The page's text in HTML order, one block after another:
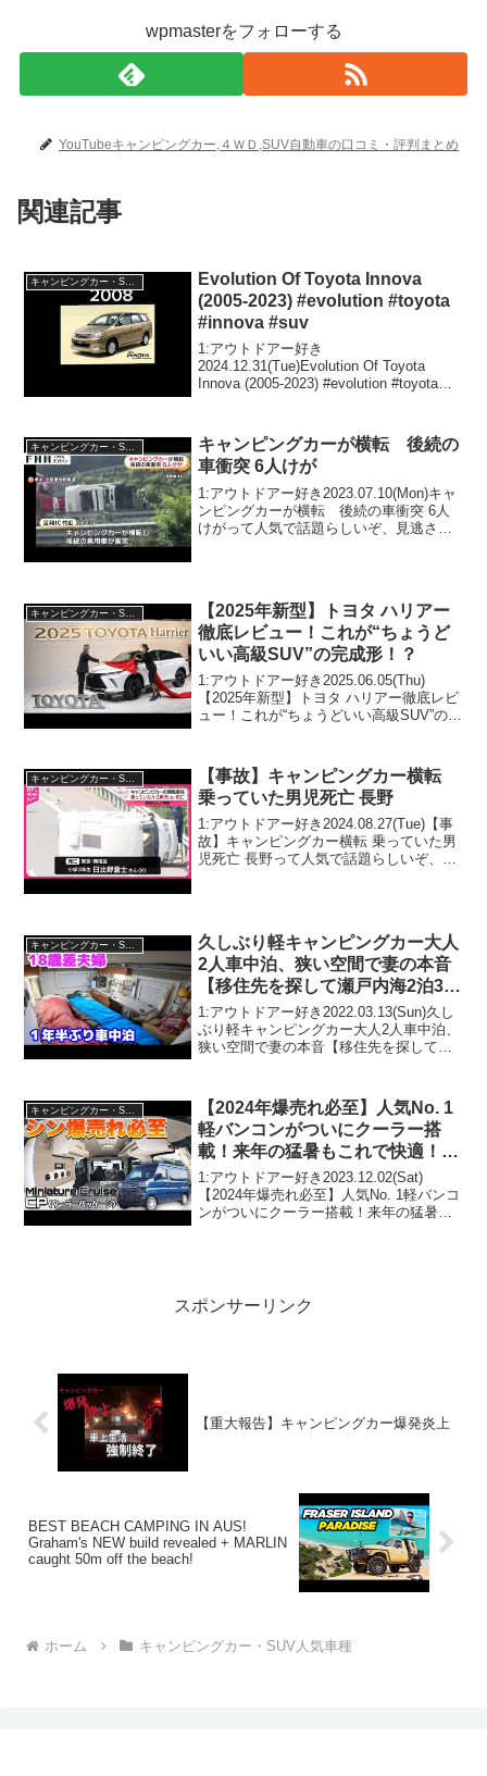
wpmasterをフォローする
YouTubeキャンピングカー,４ＷＤ,SUV自動車の口コミ・評判まとめ
関連記事
Evolution Of Toyota Innova
(2005-2023) #evolution #toyota
#innova #suv
1:アウトドアー好き
2024.12.31(Tue)Evolution Of Toyota
Innova (2005-2023) #evolution #toyota
キャンピングカー・SUV人気車種
キャンピングカーが横転 後続の
車衝突 6人けが
1:アウトドアー好き2023.07.10(Mon)キャ
ンピングカーが横転 後続の車衝突 6人
けがって人気で話題らしいぞ、見逃さな
【2025年新型】トヨタ ハリアー
徹底レビュー！これが“ちょうど
いい高級SUV”の完成形！？
1:アウトドアー好き2025.06.05(Thu)
【2025年新型】トヨタ ハリアー徹底レビ
ュー！これが“ちょうどいい高級SUV”の完
2025.06.05(Thu)この動画...
キャンピングカー・SUV人気車種
【事故】キャンピングカー横転
乗っていた男児死亡 長野
1:アウトドアー好き2024.08.27(Tue)【事
故】キャンピングカー横転 乗っていた男
児死亡 長野って人気で話題らしいぞ、見
久しぶり軽キャンピングカー大人
2人車中泊、狭い空間で妻の本音
【移住先を探して瀬戸内海2泊3日
車中泊旅】
1:アウトドアー好き2022.03.13(Sun)久し
ぶり軽キャンピングカー大人2人車中泊、
狭い空間で妻の本音【移住先を探して瀬
アー好き2022.03.13(Sun...
キャンピングカー・SUV人気車種
【2024年爆売れ必至】人気No. 1
軽バンコンがついにクーラー搭
載！来年の猛暑もこれで快適！
【ミニチュアクルーズクーラーパ
ッケージ】
1:アウトドアー好き2023.12.02(Sat)
【2024年爆売れ必至】人気No. 1軽バンコ
ンがついにクーラー搭載！来年の猛暑も
スポンサーリンク
【重大報告】キャンピングカー爆発炎上
BEST BEACH CAMPING IN AUS!
Graham's NEW build revealed + MARLIN
caught 50m off the beach!
ホーム キャンピングカー・SUV人気車種